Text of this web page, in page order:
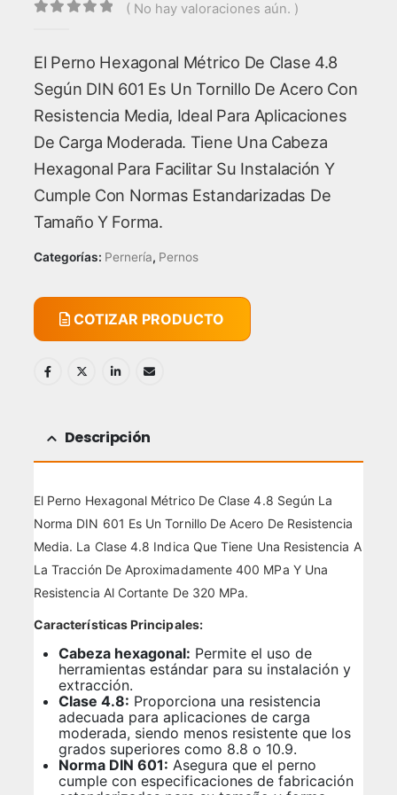
( No hay valoraciones aún. )
El Perno Hexagonal Métrico De Clase 4.8
Según DIN 601 Es Un Tornillo De Acero Con
Resistencia Media, Ideal Para Aplicaciones
De Carga Moderada. Tiene Una Cabeza
Hexagonal Para Facilitar Su Instalación Y
Cumple Con Normas Estandarizadas De
Tamaño Y Forma.
Categorías: Pernería, Pernos
COTIZAR PRODUCTO
Descripción
El Perno Hexagonal Métrico De Clase 4.8 Según La
Norma DIN 601 Es Un Tornillo De Acero De Resistencia
Media. La Clase 4.8 Indica Que Tiene Una Resistencia A
La Tracción De Aproximadamente 400 MPa Y Una
Resistencia Al Cortante De 320 MPa.
Características Principales:
Cabeza hexagonal: Permite el uso de
herramientas estándar para su instalación y
extracción.
Clase 4.8: Proporciona una resistencia
adecuada para aplicaciones de carga
moderada, siendo menos resistente que los
grados superiores como 8.8 o 10.9.
Norma DIN 601: Asegura que el perno
cumple con especificaciones de fabricación